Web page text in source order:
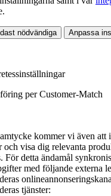
nödvändiga Anpassa
per Customer-Match
kommer vi även att
och visa dig relevanta
För detta ändamål
med följande externa
tjänster: